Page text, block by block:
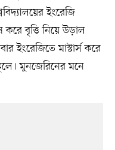
ইংরেজি
করে বৃত্তি নিয়ে উড়াল
ইংরেজিতে মাস্টার্স করে
মুনজেরিনের মনে